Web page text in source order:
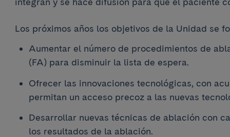
Los próximos años los objetivos de la Unidad se
Aumentar el número de procedimientos de
(FA) para disminuir la lista de espera.
Ofrecer las innovaciones tecnológicas, con
permitan un acceso precoz a las nuevas
Desarrollar nuevas técnicas de ablación con
los resultados de la ablación.